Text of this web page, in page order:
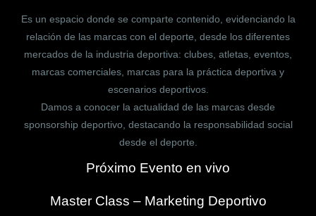
Es un espacio donde se comparte contenido, evidenciando la
relación de las marcas con el deporte, desde los diferentes
mercados de la industria deportiva: clubes, atletas, eventos,
marcas comerciales, marcas para la práctica deportiva y
escenarios deportivos.
Damos a conocer la actualidad de las marcas desde
sponsorship deportivo, destacando la responsabilidad social
desde el deporte.
Próximo Evento en vivo
Master Class – Marketing Deportivo